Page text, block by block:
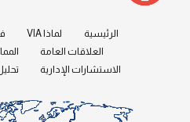
الرئيسية لماذا VIA
العلاقات العامة
الاستشارات الإدارية